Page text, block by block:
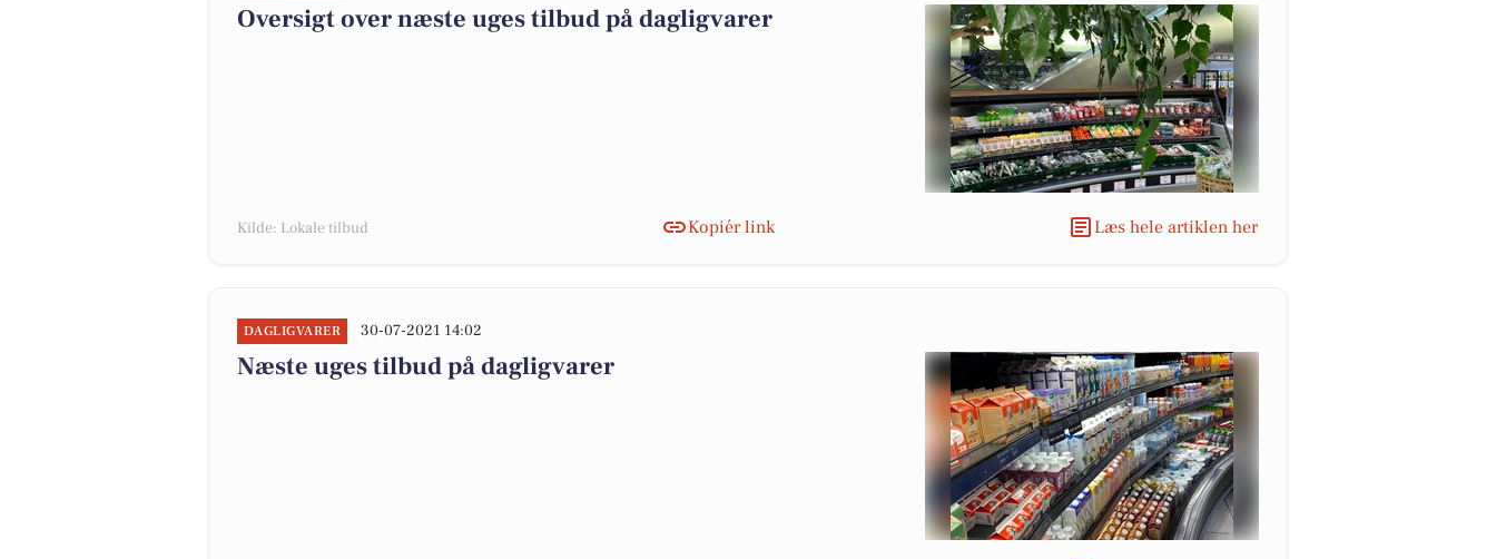
Oversigt over næste uges tilbud på dagligvarer
Kilde: Lokale tilbud Kopiér link Læs hele artiklen her
DAGLIGVARER 30-07-2021 14:02
Næste uges tilbud på dagligvarer